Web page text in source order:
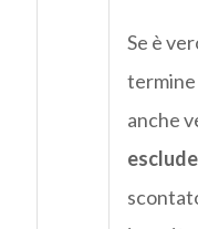
Se è
termine
anche